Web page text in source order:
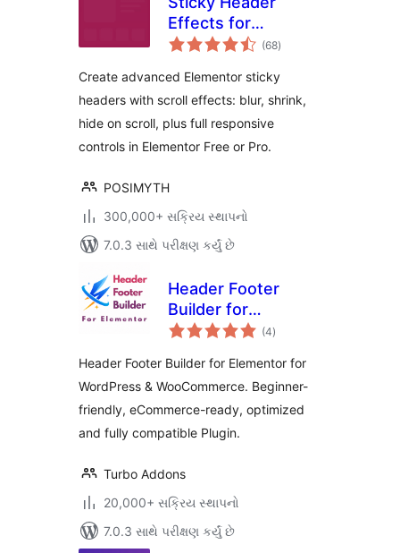
Effects for
Elementor
(68કુલ
રેટિંગ્સ
)
Create advanced Elementor sticky
headers with scroll effects: blur, shrink,
hide on scroll, plus full responsive
controls in Elementor Free or Pro.
POSIMYTH
300,000+ સક્રિય સ્થાપનો
7.0.3 સાથે પરીક્ષણ કર્યું છે
Header Footer
Builder for
Elementor
(4કુલ
રેટિંગ્સ
)
Header Footer Builder for Elementor for
WordPress & WooCommerce. Beginner-
friendly, eCommerce-ready, optimized
and fully compatible Plugin.
Turbo Addons
20,000+ સક્રિય સ્થાપનો
7.0.3 સાથે પરીક્ષણ કર્યું છે